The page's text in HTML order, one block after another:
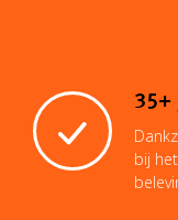
35+
bij